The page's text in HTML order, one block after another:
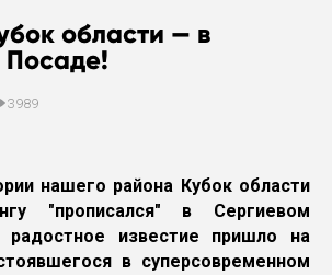
области — в
Посаде!
3989
нашего района Кубок области
"прописался" в Сергиевом
радостное известие пришло на
в суперсовременном